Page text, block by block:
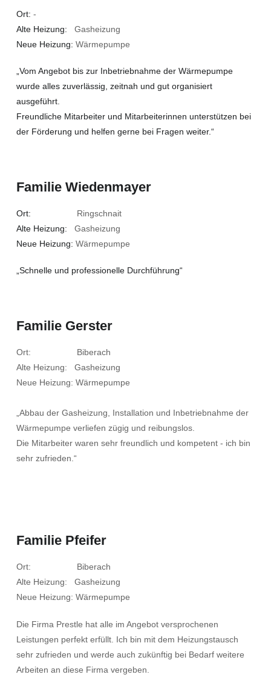
Ort: -
Alte Heizung: Gasheizung
Neue Heizung: Wärmepumpe
„Vom Angebot bis zur Inbetriebnahme der Wärmepumpe
wurde alles zuverlässig, zeitnah und gut organisiert
ausgeführt.
Freundliche Mitarbeiter und Mitarbeiterinnen unterstützen bei
der Förderung und helfen gerne bei Fragen weiter.“
Familie Wiedenmayer
Ort: Ringschnait
Alte Heizung: Gasheizung
Neue Heizung: Wärmepumpe
„Schnelle und professionelle Durchführung“
Familie Gerster
Ort: Biberach
Alte Heizung: Gasheizung
Neue Heizung: Wärmepumpe
„Abbau der Gasheizung, Installation und Inbetriebnahme der
Wärmepumpe verliefen zügig und reibungslos.
Die Mitarbeiter waren sehr freundlich und kompetent - ich bin
sehr zufrieden.“
Familie Pfeifer
Ort: Biberach
Alte Heizung: Gasheizung
Neue Heizung: Wärmepumpe
Die Firma Prestle hat alle im Angebot versprochenen
Leistungen perfekt erfüllt. Ich bin mit dem Heizungstausch
sehr zufrieden und werde auch zukünftig bei Bedarf weitere
Arbeiten an diese Firma vergeben.